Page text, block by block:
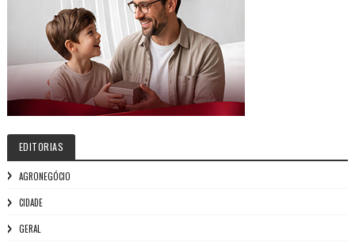
EDITORIAS
AGRONEGÓCIO
CIDADE
GERAL